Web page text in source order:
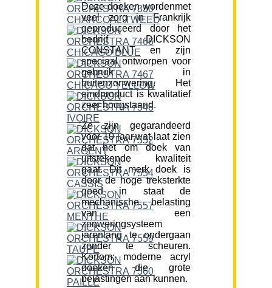
Deze doeken wordenmet
veel zorg in Frankrijk
geproduceerd door het
bedrijf DICKSON
CONSTANT en zijn
speciaal ontworpen voor
gebruik in
buitenzonwering. Het
eindproduct is kwalitatief
zeer hoogstaand.
Ze zijn gegarandeerd
voor 10 jaar,wat laat zien
dat het om doek van
uitstekende kwaliteit
gaat. Dit merk doek is
door de hoge treksterkte
goed in staat de
mechanische belasting
van een
zonweringsysteem
jarenlang te ondergaan
zonder te scheuren.
Kortom; moderne acryl
doeken die grote
belastingen aan kunnen.